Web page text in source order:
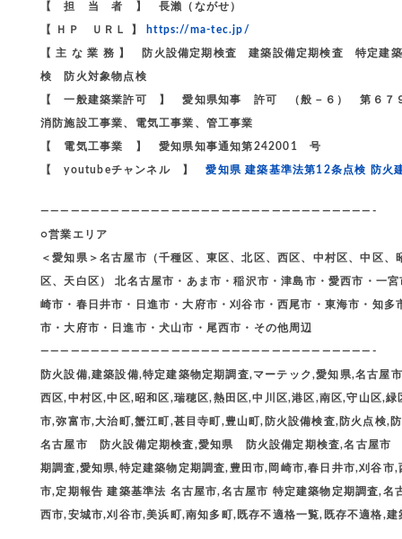
【 担 当 者 】 長瀨（ながせ）
【 ＨＰ ＵＲＬ 】 https://ma-tec.jp/
【 主 な 業 務 】 防火設備定期検査 建築設備定期検査 特定
検 防火対象物点検
【 一般建築業許可 】 愛知県知事 許可 （般－６） 第６７
消防施設工事業、電気工事業、管工事業
【 電気工事業 】 愛知県知事通知第242001 号
【 youtubeチャンネル 】愛知県 建築基準法第12条点検 防火
—————————————————————————————————-
○営業エリア
＜愛知県＞名古屋市（千種区、東区、北区、西区、中村区、中区
区、天白区） 北名古屋市・あま市・稲沢市・津島市・愛西市・一
崎市・春日井市・日進市・大府市・刈谷市・西尾市・東海市・知
市・大府市・日進市・犬山市・尾西市・その他周辺
—————————————————————————————————-
防火設備,建築設備,特定建築物定期調査,マーテック,愛知県,名古
西区,中村区,中区,昭和区,瑞穂区,熱田区,中川区,港区,南区,守山区,
市,弥富市,大治町,蟹江町,甚目寺町,豊山町,防火設備検査,防火点検,
名古屋市 防火設備定期検査,愛知県 防火設備定期検査,名古屋
期調査,愛知県,特定建築物定期調査,豊田市,岡崎市,春日井市,刈谷
市,定期報告 建築基準法 名古屋市,名古屋市 特定建築物定期調査,
西市,安城市,刈谷市,美浜町,南知多町,既存不適格一覧,既存不適格,